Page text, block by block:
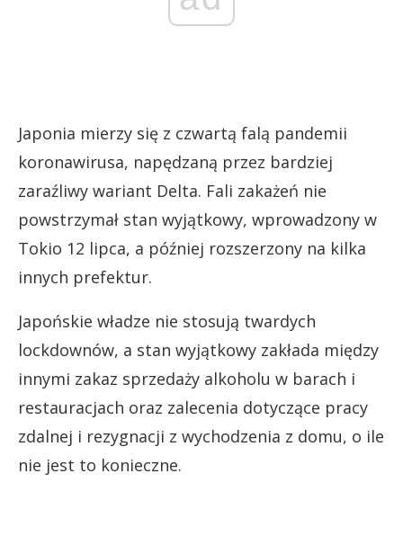
Japonia mierzy się z czwartą falą pandemii
koronawirusa, napędzaną przez bardziej
zaraźliwy wariant Delta. Fali zakażeń nie
powstrzymał stan wyjątkowy, wprowadzony w
Tokio 12 lipca, a później rozszerzony na kilka
innych prefektur.
Japońskie władze nie stosują twardych
lockdownów, a stan wyjątkowy zakłada między
innymi zakaz sprzedaży alkoholu w barach i
restauracjach oraz zalecenia dotyczące pracy
zdalnej i rezygnacji z wychodzenia z domu, o ile
nie jest to konieczne.